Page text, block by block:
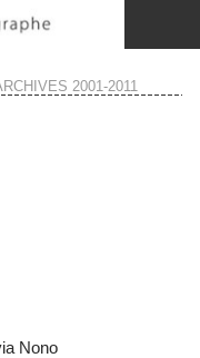
2001-2011
Nono